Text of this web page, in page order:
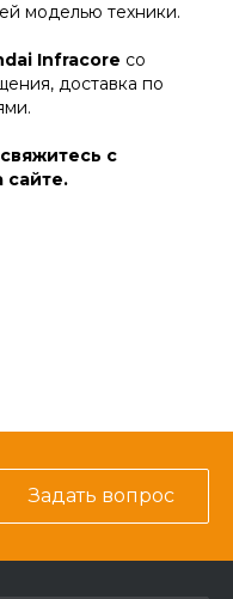
моделью техники.
Infracore со
доставка по
с
сайте.
Задать вопрос